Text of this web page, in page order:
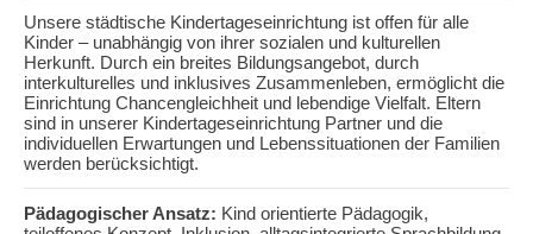
Unsere städtische Kindertageseinrichtung ist offen für alle
Kinder – unabhängig von ihrer sozialen und kulturellen
Herkunft. Durch ein breites Bildungsangebot, durch
interkulturelles und inklusives Zusammenleben, ermöglicht die
Einrichtung Chancengleichheit und lebendige Vielfalt. Eltern
sind in unserer Kindertageseinrichtung Partner und die
individuellen Erwartungen und Lebenssituationen der Familien
werden berücksichtigt.
Pädagogischer Ansatz: Kind orientierte Pädagogik,